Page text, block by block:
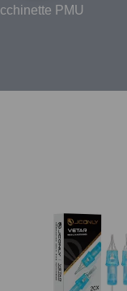
PMU